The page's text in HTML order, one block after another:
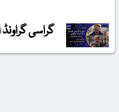
گراسی